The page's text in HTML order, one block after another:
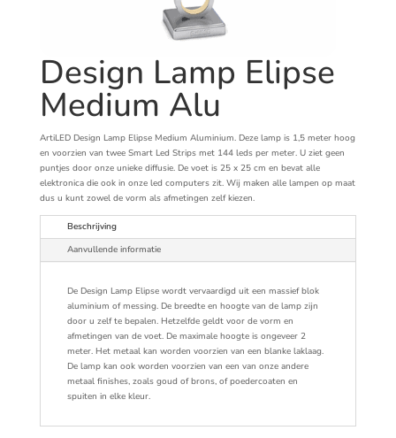
Design Lamp Elipse
Medium Alu
ArtiLED Design Lamp Elipse Medium Aluminium. Deze lamp is 1,5 meter hoog
en voorzien van twee Smart Led Strips met 144 leds per meter. U ziet geen
puntjes door onze unieke diffusie. De voet is 25 x 25 cm en bevat alle
elektronica die ook in onze led computers zit. Wij maken alle lampen op maat
dus u kunt zowel de vorm als afmetingen zelf kiezen.
Beschrijving
Aanvullende informatie
De Design Lamp Elipse wordt vervaardigd uit een massief blok
aluminium of messing. De breedte en hoogte van de lamp zijn
door u zelf te bepalen. Hetzelfde geldt voor de vorm en
afmetingen van de voet. De maximale hoogte is ongeveer 2
meter. Het metaal kan worden voorzien van een blanke laklaag.
De lamp kan ook worden voorzien van een van onze andere
metaal finishes, zoals goud of brons, of poedercoaten en
spuiten in elke kleur.